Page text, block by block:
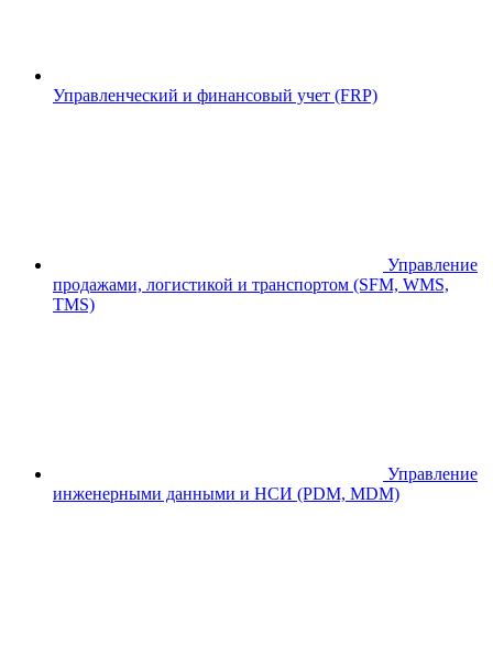
Управленческий и финансовый учет (FRP)
Управление
продажами, логистикой и транспортом (SFM, WMS,
TMS)
Управление
инженерными данными и НСИ (PDM, MDM)